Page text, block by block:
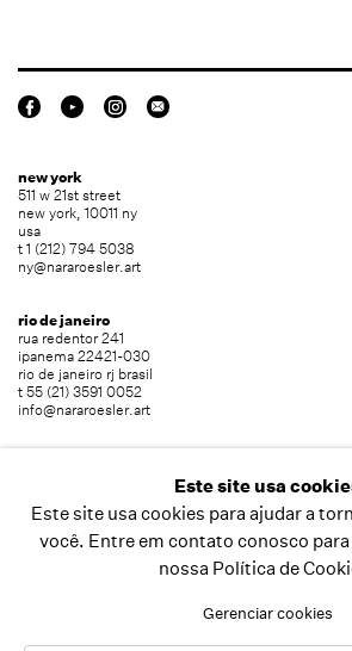
new york
511 w 21st street
new york, 10011 ny
usa
t 1 (212) 794 5038
ny@nararoesler.art
rio de janeiro
rua redentor 241
ipanema 22421-030
rio de janeiro rj brasil
t 55 (21) 3591 0052
info@nararoesler.art
jardim europa 01449-001
são paulo sp brasil
t 55 (11) 2039 5454
info@nararoesler.art
Este site usa
Este site usa cookies para ajudar a
você. Entre em contato conosco
nossa Política de
Gerenciar cookies